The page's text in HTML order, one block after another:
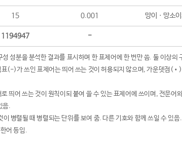
15 0.001 망이ㆍ망소
1194947 -
성분을 분석한 결과를 표시하며 한 표제어에 한 번만 씀. 둘 이상의
(-)가 쓰인 표제어는 띄어 쓰는 것이 허용되지 않으며, 가운뎃점(•)
띄어 쓰는 것이 원칙이되 붙여 쓸 수 있는 표제어에 쓰이며, 전문어
음.
병렬될 때 병렬되는 단위를 보여 줌. 다른 기호와 함께 쓰일 수 있음.
어 등임.